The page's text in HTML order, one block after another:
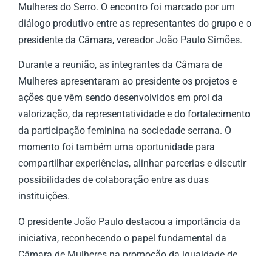
Mulheres do Serro. O encontro foi marcado por um
diálogo produtivo entre as representantes do grupo e o
presidente da Câmara, vereador João Paulo Simões.
Durante a reunião, as integrantes da Câmara de
Mulheres apresentaram ao presidente os projetos e
ações que vêm sendo desenvolvidos em prol da
valorização, da representatividade e do fortalecimento
da participação feminina na sociedade serrana. O
momento foi também uma oportunidade para
compartilhar experiências, alinhar parcerias e discutir
possibilidades de colaboração entre as duas
instituições.
O presidente João Paulo destacou a importância da
iniciativa, reconhecendo o papel fundamental da